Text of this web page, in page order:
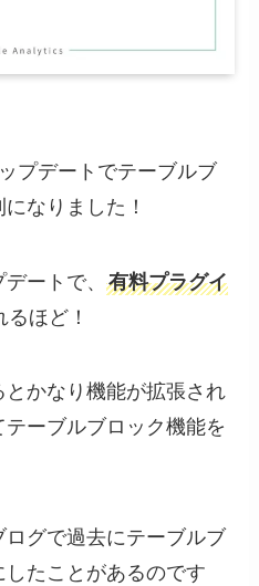
プデートでテーブルブ
なりました！
デートで、有料プラグイ
るほど！
かなり機能が拡張され
ーブルブロック機能を
グで過去にテーブルブ
たことがあるのです